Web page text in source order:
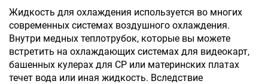
Жидкость для охлаждения используется во многих
современных системах воздушного охлаждения.
Внутри медных теплотрубок, которые вы можете
встретить на охлаждающих системах для видеокарт,
башенных кулерах для CP или материнских платах
течет вода или иная жидкость. Вследствие